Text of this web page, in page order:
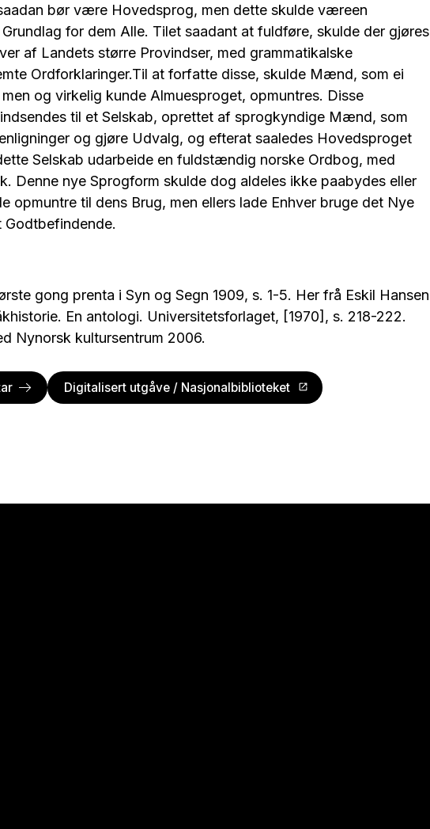
bør være Hovedsprog, men dette skulde væreen
for dem Alle. Tilet saadant at fuldføre, skulde der gjøres
af Landets større Provindser, med grammatikalske
Ordforklaringer.Til at forfatte disse, skulde Mænd, som ei
og virkelig kunde Almuesproget, opmuntres. Disse
til et Selskab, oprettet af sprogkyndige Mænd, som
og gjøre Udvalg, og efterat saaledes Hovedsproget
Selskab udarbeide en fuldstændig norske Ordbog, med
Denne nye Sprogform skulde dog aldeles ikke paabydes eller
opmuntre til dens Brug, men ellers lade Enhver bruge det Nye
Godtbefindende.
gong prenta i Syn og Segn 1909, s. 1-5. Her frå Eskil Hansen
En antologi. Universitetsforlaget, [1970], s. 218-222.
Nynorsk kultursentrum 2006.
Digitalisert utgåve / Nasjonalbiblioteket